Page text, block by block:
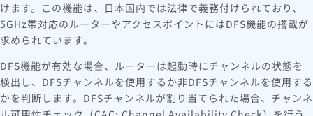
けます。この機能は、日本国内では法律で義務付けられており、
5GHz帯対応のルーターやアクセスポイントにはDFS機能の搭載が
求められています。
DFS機能が有効な場合、ルーターは起動時にチャンネルの状態を
検出し、DFSチャンネルを使用するか非DFSチャンネルを使用する
かを判断します。DFSチャンネルが割り当てられた場合、チャンネ